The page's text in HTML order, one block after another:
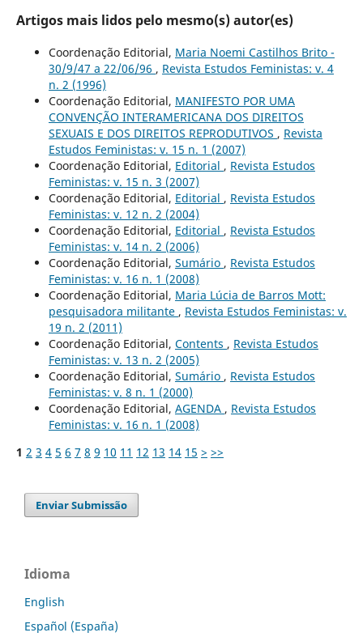
Artigos mais lidos pelo mesmo(s) autor(es)
Coordenação Editorial, Maria Noemi Castilhos Brito -
30/9/47 a 22/06/96 , Revista Estudos Feministas: v. 4
n. 2 (1996)
Coordenação Editorial, MANIFESTO POR UMA
CONVENÇÃO INTERAMERICANA DOS DIREITOS
SEXUAIS E DOS DIREITOS REPRODUTIVOS , Revista
Estudos Feministas: v. 15 n. 1 (2007)
Coordenação Editorial, Editorial , Revista Estudos
Feministas: v. 15 n. 3 (2007)
Coordenação Editorial, Editorial , Revista Estudos
Feministas: v. 12 n. 2 (2004)
Coordenação Editorial, Editorial , Revista Estudos
Feministas: v. 14 n. 2 (2006)
Coordenação Editorial, Sumário , Revista Estudos
Feministas: v. 16 n. 1 (2008)
Coordenação Editorial, Maria Lúcia de Barros Mott:
pesquisadora militante , Revista Estudos Feministas: v.
19 n. 2 (2011)
Coordenação Editorial, Contents , Revista Estudos
Feministas: v. 13 n. 2 (2005)
Coordenação Editorial, Sumário , Revista Estudos
Feministas: v. 8 n. 1 (2000)
Coordenação Editorial, AGENDA , Revista Estudos
Feministas: v. 16 n. 1 (2008)
1 2 3 4 5 6 7 8 9 10 11 12 13 14 15 > >>
Enviar Submissão
Idioma
English
Español (España)